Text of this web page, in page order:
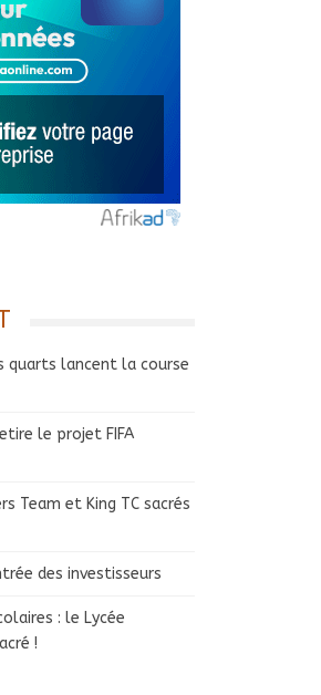
quarts lancent la course
le projet FIFA
Team et King TC sacrés
des investisseurs
: le Lycée
!